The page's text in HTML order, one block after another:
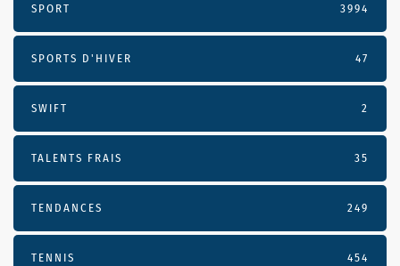
SPORT 3994
SPORTS D'HIVER 47
SWIFT 2
TALENTS FRAIS 35
TENDANCES 249
TENNIS 454